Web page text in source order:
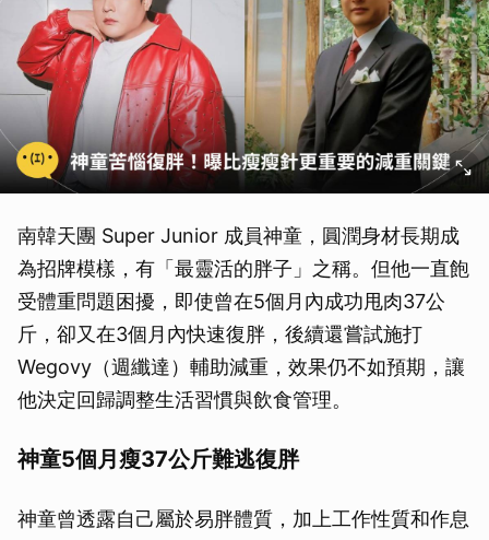
南韓天團 Super Junior 成員神童，圓潤身材長期成
為招牌模樣，有「最靈活的胖子」之稱。但他一直飽
受體重問題困擾，即使曾在5個月內成功甩肉37公
斤，卻又在3個月內快速復胖，後續還嘗試施打
Wegovy（週纖達）輔助減重，效果仍不如預期，讓
他決定回歸調整生活習慣與飲食管理。
神童5個月瘦37公斤難逃復胖
神童曾透露自己屬於易胖體質，加上工作性質和作息